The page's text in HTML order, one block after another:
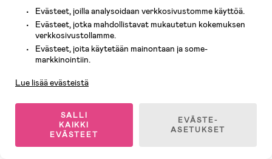
10 JÄLJELLÄ
Thule Yepp 2 Maxi Rack Mount
149,90 €
Ilmaiset toimituskulut
Evästeet, joilla analysoidaan verkkosivustomme käyttöä.
Evästeet, jotka mahdollistavat mukautetun kokemuksen
verkkosivustollamme.
Evästeet, joita käytetään mainontaan ja some-
markkinointiin.
Lue lisää evästeistä
SALLI
KAIKKI
EVÄSTEET
EVÄSTE-
ASETUKSET